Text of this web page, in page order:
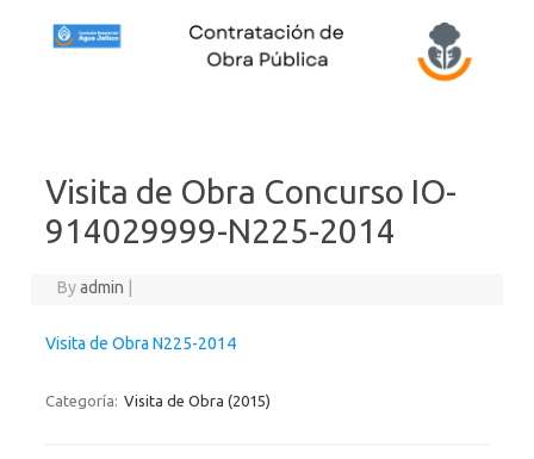
Visita de Obra Concurso IO-
914029999-N225-2014
Byadmin
Visita de Obra N225-2014
Categoría: Visita de Obra (2015)